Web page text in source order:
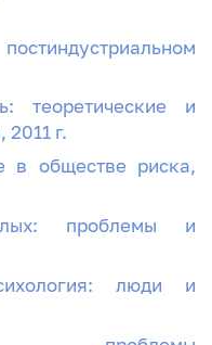
теоретические и
2011 г.
в обществе риска,
проблемы и
люди и